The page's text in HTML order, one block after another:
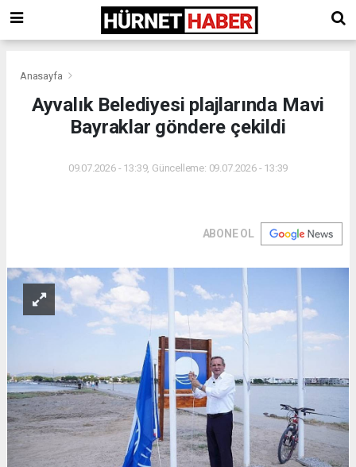
Anasayfa
Ayvalık Belediyesi plajlarında Mavi
Bayraklar göndere çekildi
09.07.2026 - 13:39, Güncelleme: 09.07.2026 - 13:39
ABONE OL